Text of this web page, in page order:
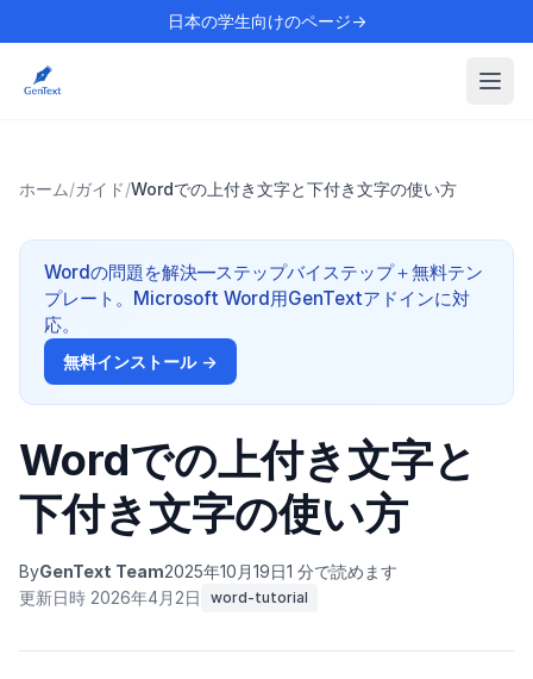
日本の学生向けのページ→
ホーム/ガイド/Wordでの上付き文字と下付き文字の使い方
Wordの問題を解決—ステップバイステップ＋無料テン
プレート。Microsoft Word用GenTextアドインに対
応。
無料インストール →
Wordでの上付き文字と
下付き文字の使い方
ByGenText Team2025年10月19日1 分で読めます
更新日時 2026年4月2日
word-tutorial